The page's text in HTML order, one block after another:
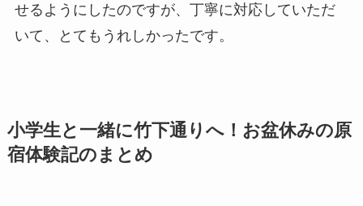
せるようにしたのですが、丁寧に対応していただ
いて、とてもうれしかったです。
小学生と一緒に竹下通りへ！お盆休みの原
宿体験記のまとめ